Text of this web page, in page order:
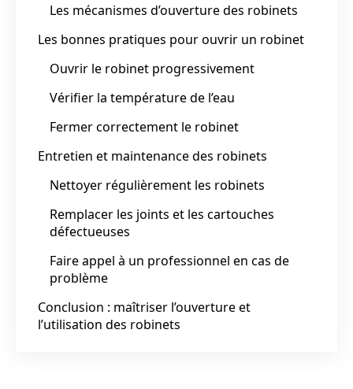
Les mécanismes d’ouverture des robinets
Les bonnes pratiques pour ouvrir un robinet
Ouvrir le robinet progressivement
Vérifier la température de l’eau
Fermer correctement le robinet
Entretien et maintenance des robinets
Nettoyer régulièrement les robinets
Remplacer les joints et les cartouches
défectueuses
Faire appel à un professionnel en cas de
problème
Conclusion : maîtriser l’ouverture et
l’utilisation des robinets